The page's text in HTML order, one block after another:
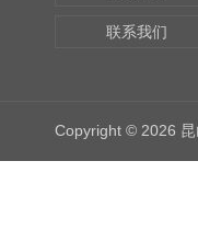
联系我们
Copyright © 2026